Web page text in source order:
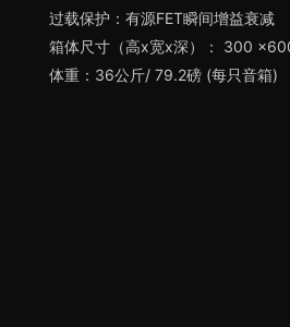
过载保护：有源FET瞬间增益衰减
箱体尺寸（高x宽x深）： 300
体重：36公斤/ 79.2磅 (每只音箱)